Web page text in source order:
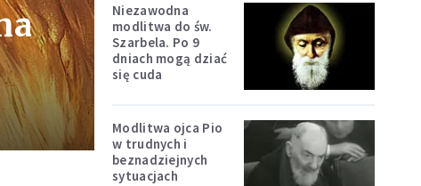
Niezawodna
modlitwa do św.
Szarbela. Po 9
dniach mogą dziać
się cuda
Modlitwa ojca Pio
w trudnych i
beznadziejnych
sytuacjach